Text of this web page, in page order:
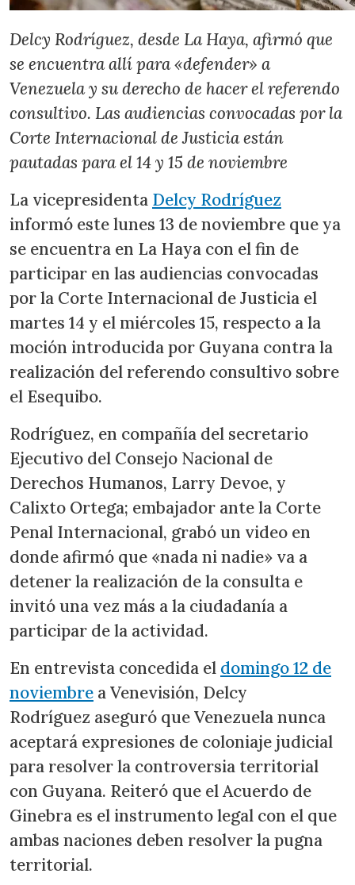
Delcy Rodríguez, desde La Haya, afirmó que
se encuentra allí para «defender» a
Venezuela y su derecho de hacer el referendo
consultivo. Las audiencias convocadas por la
Corte Internacional de Justicia están
pautadas para el 14 y 15 de noviembre
La vicepresidenta Delcy Rodríguez
informó este lunes 13 de noviembre que ya
se encuentra en La Haya con el fin de
participar en las audiencias convocadas
por la Corte Internacional de Justicia el
martes 14 y el miércoles 15, respecto a la
moción introducida por Guyana contra la
realización del referendo consultivo sobre
el Esequibo.
Rodríguez, en compañía del secretario
Ejecutivo del Consejo Nacional de
Derechos Humanos, Larry Devoe, y
Calixto Ortega; embajador ante la Corte
Penal Internacional, grabó un video en
donde afirmó que «nada ni nadie» va a
detener la realización de la consulta e
invitó una vez más a la ciudadanía a
participar de la actividad.
En entrevista concedida el domingo 12 de
noviembre a Venevisión, Delcy
Rodríguez aseguró que Venezuela nunca
aceptará expresiones de coloniaje judicial
para resolver la controversia territorial
con Guyana. Reiteró que el Acuerdo de
Ginebra es el instrumento legal con el que
ambas naciones deben resolver la pugna
territorial.